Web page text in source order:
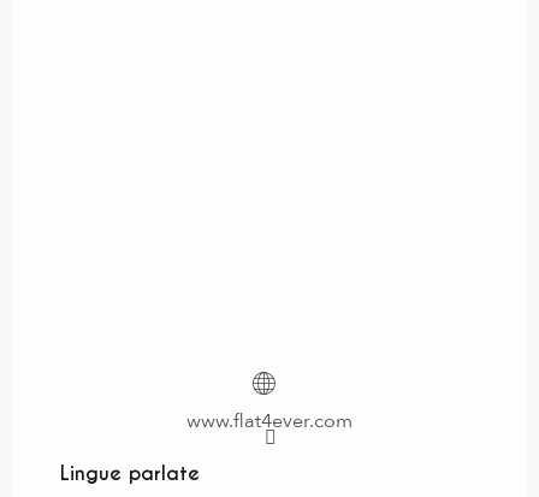
www.flat4ever.com
Lingue parlate
Lingue parlate